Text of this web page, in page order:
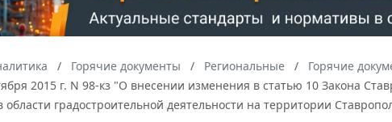
Горячие документы Региональные Горячие
2015 г. N 98-кз "О внесении изменения в статью 10 Закона
градостроительной деятельности на территории